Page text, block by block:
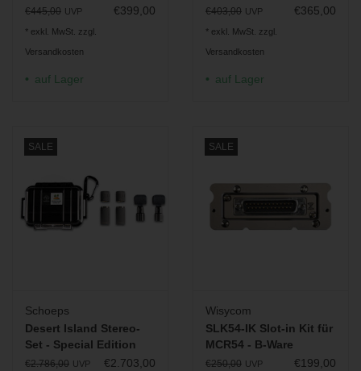
Audiotasche
€445,00 UVP €399,00
* exkl. MwSt. zzgl.
Versandkosten
auf Lager
Audiotasche
€403,00 UVP €365,00
* exkl. MwSt. zzgl.
Versandkosten
auf Lager
SALE
Schoeps
Desert Island Stereo-
Set - Special Edition
€2.786,00 UVP €2.703,00
SALE
Wisycom
SLK54-IK Slot-in Kit für
MCR54 - B-Ware
€250,00 UVP €199,00